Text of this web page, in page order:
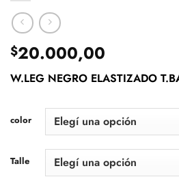
$20.000,00
W.LEG NEGRO ELASTIZADO
color
Talle